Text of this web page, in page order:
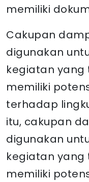
memiliki
Cakupan
digunakan
kegiatan
memiliki
terhadap
itu, cakupan
digunakan
kegiatan
memiliki